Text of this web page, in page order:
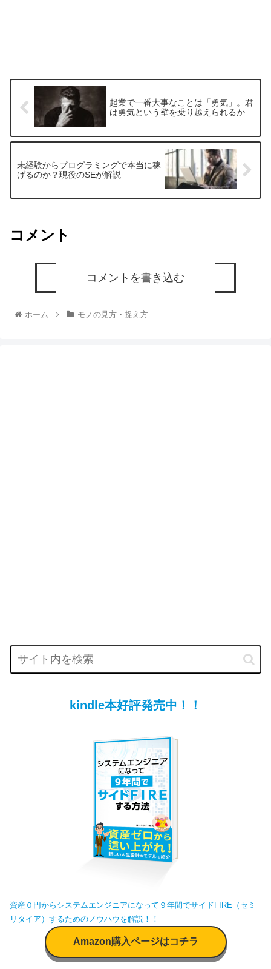
起業で一番大事なことは「勇気」。君
は勇気という壁を乗り越えられるか
未経験からプログラミングで本当に稼
げるのか？現役のSEが解説
コメント
コメントを書き込む
ホーム モノの見方・捉え方
kindle本好評発売中！！
資産０円からシステムエンジニアになって９年間でサイドFIRE（セミ
リタイア）するためのノウハウを解説！！
Amazon購入ページはコチラ